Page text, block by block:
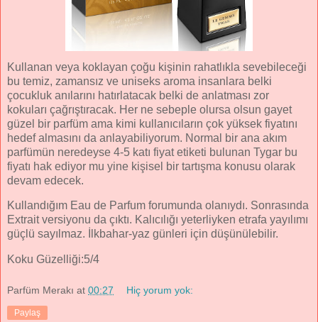
Kullanan veya koklayan çoğu kişinin rahatlıkla sevebileceği
bu temiz, zamansız ve uniseks aroma insanlara belki
çocukluk anılarını hatırlatacak belki de anlatması zor
kokuları çağrıştıracak. Her ne sebeple olursa olsun gayet
güzel bir parfüm ama kimi kullanıcıların çok yüksek fiyatını
hedef almasını da anlayabiliyorum. Normal bir ana akım
parfümün neredeyse 4-5 katı fiyat etiketi bulunan Tygar bu
fiyatı hak ediyor mu yine kişisel bir tartışma konusu olarak
devam edecek.
Kullandığım Eau de Parfum forumunda olanıydı. Sonrasında
Extrait versiyonu da çıktı. Kalıcılığı yeterliyken etrafa yayılımı
güçlü sayılmaz. İlkbahar-yaz günleri için düşünülebilir.
Koku Güzelliği:5/4
Parfüm Merakı at 00:27 Hiç yorum yok:
Paylaş